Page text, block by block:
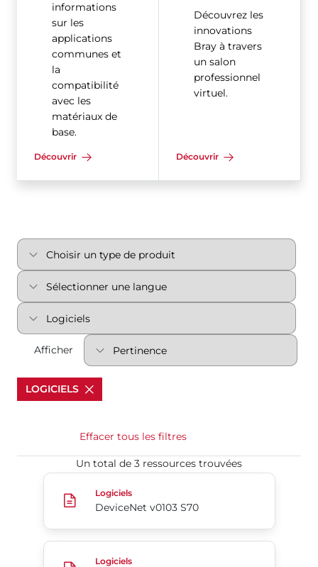
informations
sur les
applications
communes et
la
compatibilité
avec les
matériaux de
base.
Découvrir
Découvrez les
innovations
Bray à travers
un salon
professionnel
virtuel.
Découvrir
Afficher
LOGICIELS
Effacer tous les filtres
Un total de 3 ressources trouvées​​​​​​​
DeviceNet v0103 S70
Logiciels
DeviceNet v0103 S70
Dimensionnement de vanne V.4,80
Logiciels